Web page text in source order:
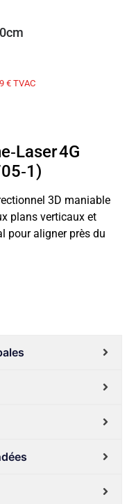
€ TVAC
4G
3D maniable
plans verticaux et
pour aligner près du